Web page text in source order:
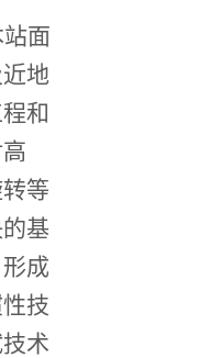
站面
地
和
等
基
成
技
术